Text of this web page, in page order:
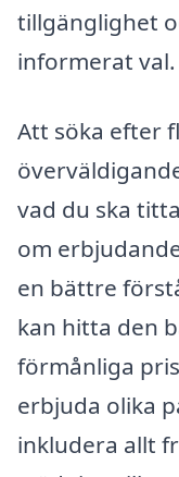
tillgänglighet
informerat val.
Att söka efter
vad du ska
om
en bättre
kan hitta den
förmånliga
erbjuda olika
inkludera allt